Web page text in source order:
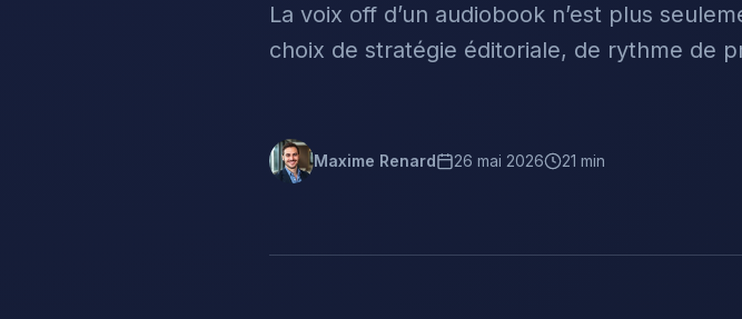
La voix off d’un audiobook n’est plus
choix de stratégie éditoriale, de rythme de
Maxime Renard 26 mai 2026 21 min